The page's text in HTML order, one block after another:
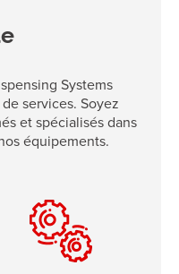
Systems
services. Soyez
et spécialisés dans
équipements.